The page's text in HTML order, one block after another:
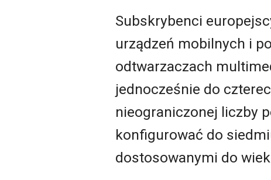
Subskrybenci
urządzeń mobilnych i
odtwarzaczach
jednocześnie do
nieograniczonej liczby
konfigurować do
dostosowanymi do